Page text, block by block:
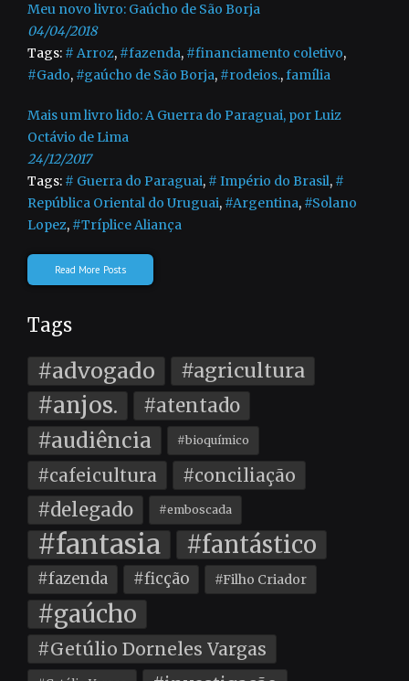
Meu novo livro: Gaúcho de São Borja
04/04/2018
Tags: # Arroz, #fazenda, #financiamento coletivo,
#Gado, #gaúcho de São Borja, #rodeios.,família
Mais um livro lido: A Guerra do Paraguai, por Luiz
Octávio de Lima
24/12/2017
Tags: # Guerra do Paraguai, # Império do Brasil, #
República Oriental do Uruguai, #Argentina, #Solano
Lopez, #Tríplice Aliança
Read More Posts
Tags
#advogado #agricultura
#anjos. #atentado
#audiência #bioquímico
#cafeicultura #conciliação
#delegado #emboscada
#fantasia #fantástico
#fazenda #ficção #Filho Criador
#gaúcho
#Getúlio Dorneles Vargas